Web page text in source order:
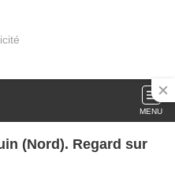
MENU
(Nord). Regard sur